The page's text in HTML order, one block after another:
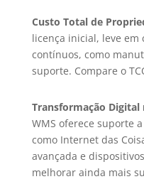
Custo Total de
licença inicial, leve em
contínuos, como
suporte. Compare o
Transformação Digital
WMS oferece suporte
como Internet das
avançada e
melhorar ainda mais